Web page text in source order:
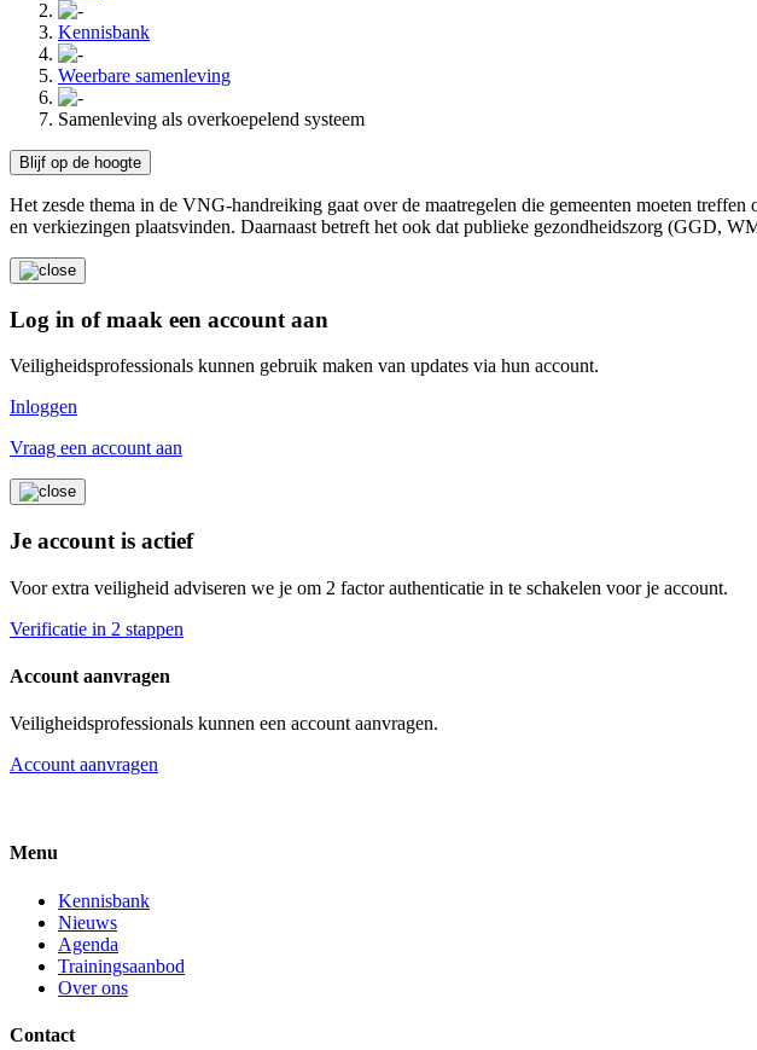
Kennisbank
Weerbare samenleving
Samenleving als overkoepelend systeem
Blijf op de hoogte
Het zesde thema in de VNG-handreiking gaat over de maatregelen die gemeenten moeten
en verkiezingen plaatsvinden. Daarnaast betreft het ook dat publieke gezondheidszorg (GGD,
Log in of maak een account aan
Veiligheidsprofessionals kunnen gebruik maken van updates via hun account.
Inloggen
Vraag een account aan
Je account is actief
Voor extra veiligheid adviseren we je om 2 factor authenticatie in te schakelen voor je account.
Verificatie in 2 stappen
Account aanvragen
Veiligheidsprofessionals kunnen een account aanvragen.
Account aanvragen
Menu
Kennisbank
Nieuws
Agenda
Trainingsaanbod
Over ons
Contact